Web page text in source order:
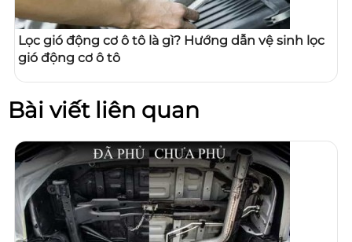
Lọc gió động cơ ô tô là gì? Hướng dẫn vệ sinh lọc
gió động cơ ô tô
Bài viết liên quan